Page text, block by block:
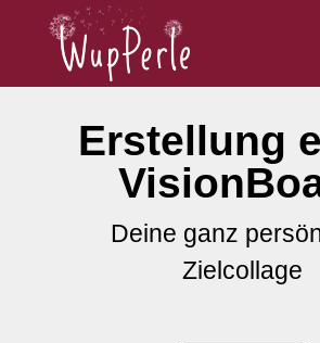
Erstellung
Deine ganz
Zielcollage